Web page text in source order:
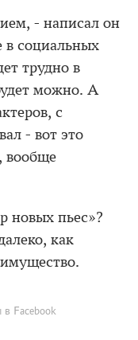
- написал он
в социальных
трудно в
можно. А
с
- вот это
вообще
новых пьес»?
как
Facebook